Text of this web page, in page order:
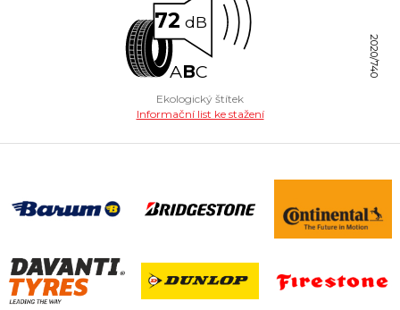
72 dB
ABC 2020/740
Ekologický štítek
Informační list ke stažení